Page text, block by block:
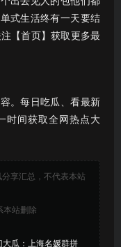
式生活终有一天要结
【首页】获取更多最
。每日吃瓜、看最新
时间获取全网热点大
享汇总，不代表本站
本站删除
大瓜：上海名媛群拼